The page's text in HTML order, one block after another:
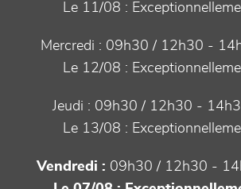
Le 11/08 :
Mercredi : 09h30 / 12h30 -
Le 12/08 :
Jeudi : 09h30 / 12h30 -
Le 13/08 :
Vendredi : 09h30 / 12h30 -